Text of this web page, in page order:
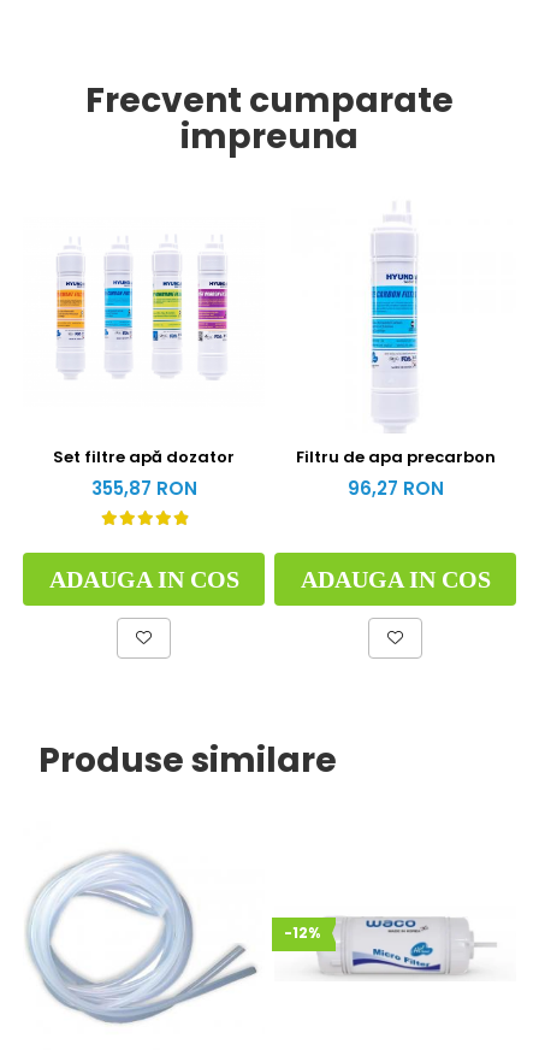
Frecvent cumparate
impreuna
Set filtre apă dozator
355,87 RON
ADAUGA IN COS
Filtru de apa precarbon
96,27 RON
ADAUGA IN COS
Produse similare
-12%